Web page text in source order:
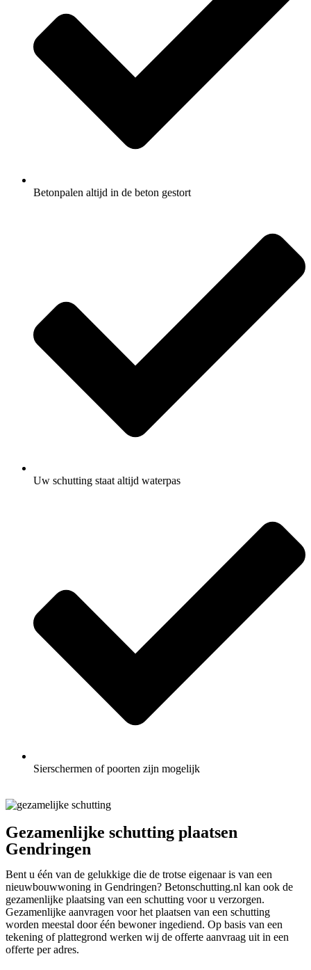
Betonpalen altijd in de beton gestort
Uw schutting staat altijd waterpas
Sierschermen of poorten zijn mogelijk
Gezamenlijke schutting plaatsen
Gendringen
Bent u één van de gelukkige die de trotse eigenaar is van een
nieuwbouwwoning in Gendringen? Betonschutting.nl kan ook de
gezamenlijke plaatsing van een schutting voor u verzorgen.
Gezamenlijke aanvragen voor het plaatsen van een schutting
worden meestal door één bewoner ingediend. Op basis van een
tekening of plattegrond werken wij de offerte aanvraag uit in een
offerte per adres.